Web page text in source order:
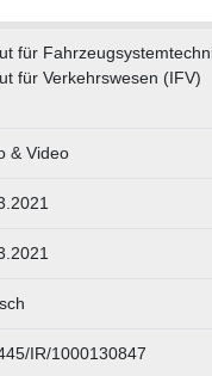
für
für Verkehrswesen (IFV)
& Video
IR/1000130847